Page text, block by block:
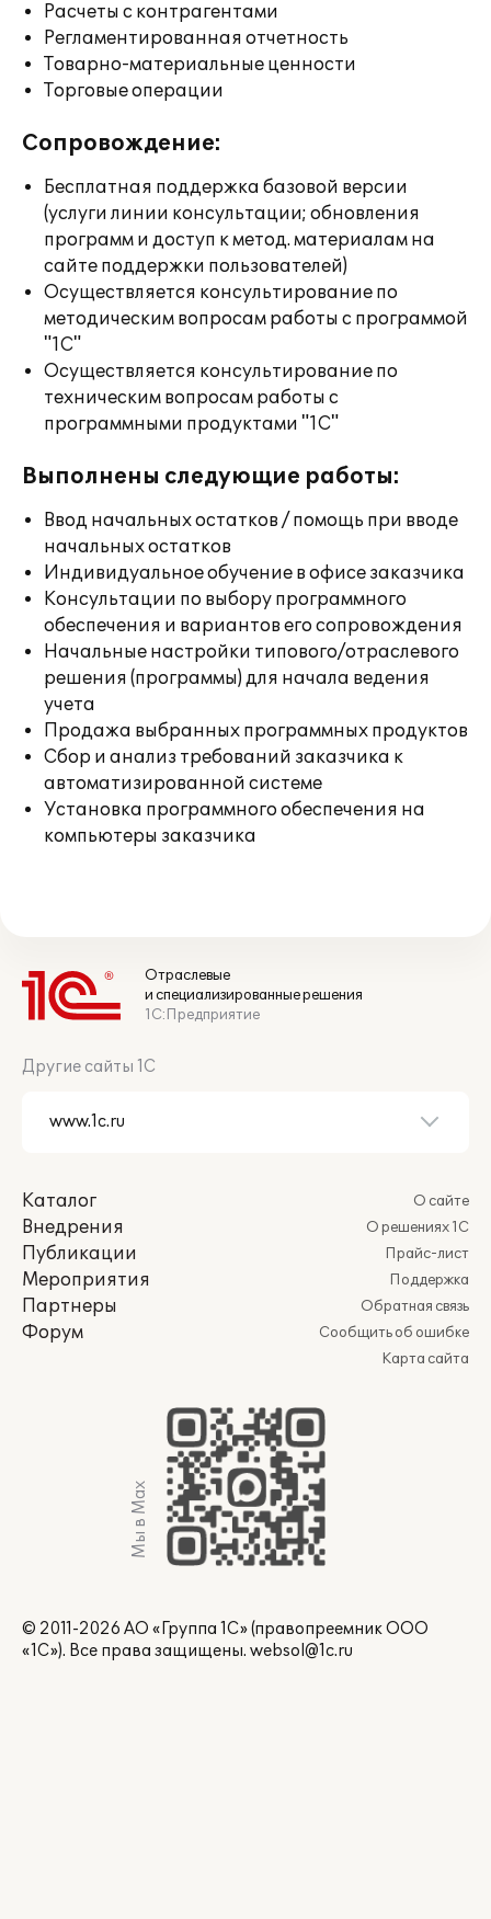
Расчеты с контрагентами
Регламентированная отчетность
Товарно-материальные ценности
Торговые операции
Сопровождение:
Бесплатная поддержка базовой версии
(услуги линии консультации; обновления
программ и доступ к метод. материалам на
сайте поддержки пользователей)
Осуществляется консультирование по
методическим вопросам работы с программой
"1С"
Осуществляется консультирование по
техническим вопросам работы с
программными продуктами "1С"
Выполнены следующие работы:
Ввод начальных остатков / помощь при вводе
начальных остатков
Индивидуальное обучение в офисе заказчика
Консультации по выбору программного
обеспечения и вариантов его сопровождения
Начальные настройки типового/отраслевого
решения (программы) для начала ведения
учета
Продажа выбранных программных продуктов
Сбор и анализ требований заказчика к
автоматизированной системе
Установка программного обеспечения на
компьютеры заказчика
Отраслевые
и специализированные решения
1С:Предприятие
Другие сайты 1С
Каталог
Внедрения
Публикации
Мероприятия
Партнеры
Форум
О сайте
О решениях 1С
Прайс-лист
Поддержка
Обратная связь
Сообщить об ошибке
Карта сайта
Мы в Max
© 2011-2026 АО «Группа 1С» (правопреемник ООО
«1С»). Все права защищены. websol@1c.ru